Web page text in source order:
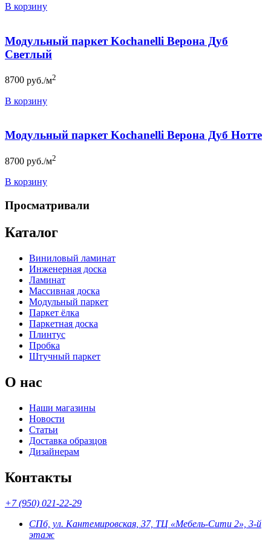
В корзину
Модульный паркет Kochanelli Верона Дуб
Светлый
8700 руб./м2
В корзину
Модульный паркет Kochanelli Верона Дуб Нотте
8700 руб./м2
В корзину
Просматривали
Каталог
Виниловый ламинат
Инженерная доска
Ламинат
Массивная доска
Модульный паркет
Паркет ёлка
Паркетная доска
Плинтус
Пробка
Штучный паркет
О нас
Наши магазины
Новости
Статьи
Доставка образцов
Дизайнерам
Контакты
+7 (950) 021-22-29
СПб, ул. Кантемировская, 37, ТЦ «Мебель-Сити 2», 3-й
этаж